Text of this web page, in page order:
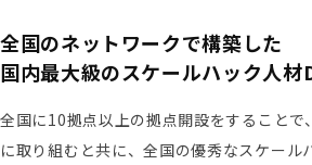
全国のネットワークで構築した
国内最大級のスケールハック人材
全国に10拠点以上の拠点開設をすることで
に取り組むと共に、全国の優秀なスケール